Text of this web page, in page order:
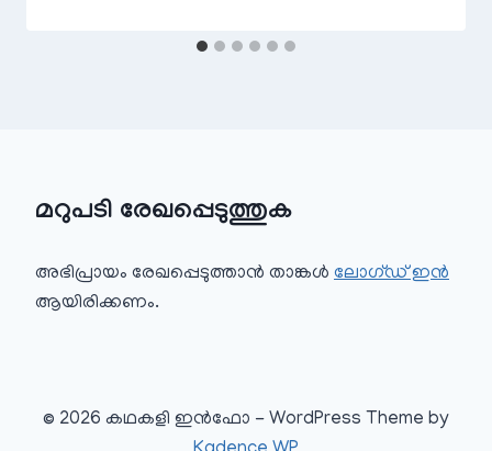
മറുപടി രേഖപ്പെടുത്തുക
അഭിപ്രായം രേഖപ്പെടുത്താ‍ൻ താങ്കൾ ലോഗ്ഡ് ഇൻ
ആയിരിക്കണം.
© 2026 കഥകളി ഇൻഫോ - WordPress Theme by